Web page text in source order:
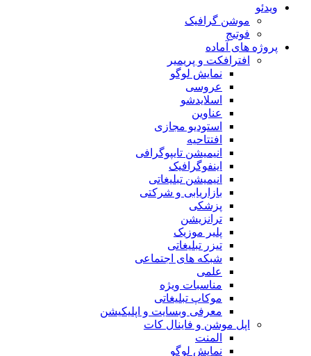
ویدئو
موشن گرافیک
فوتیج
پروژه های آماده
افترافکت و پریمیر
نمایش لوگو
عروسی
اسلایدشو
عناوین
استودیو مجازی
افتتاحیه
انیمیشن تایپوگرافی
اینفوگرافیک
انیمیشن تبلیغاتی
بازاریابی و شرکتی
پزشکی
ترانزیشن
پلیر موزیک
تیزر تبلیغاتی
شبکه های اجتماعی
علمی
مناسبات ویژه
موکاپ تبلیغاتی
معرفی وبسایت و اپلیکیشن
اپل موشن و فاینال کات
المنت
نمایش لوگو